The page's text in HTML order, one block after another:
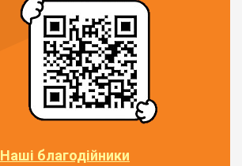
Наші благодійники